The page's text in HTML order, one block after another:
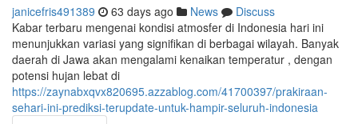
janicefris491389 63 days ago News
Discuss
Kabar terbaru mengenai kondisi atmosfer di Indonesia hari ini
menunjukkan variasi yang signifikan di berbagai wilayah. Banyak
daerah di Jawa akan mengalami kenaikan temperatur , dengan
potensi hujan lebat di
https://zaynabxqvx820695.azzablog.com/41700397/prakiraan-
sehari-ini-prediksi-terupdate-untuk-hampir-seluruh-indonesia